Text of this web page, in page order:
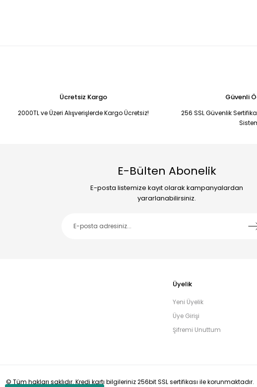
Ücretsiz Kargo
2000TL ve Üzeri Alışverişlerde Kargo Ücretsiz!
Güvenli
256 SSL Güvenlik
E-Bülten Abonelik
E-posta listemize kayıt olarak kampanyalardan
yararlanabilirsiniz.
Üyelik
Yeni Üyelik
Üye Girişi
Şifremi Unuttum
© Tüm hakları saklıdır. Kredi kartı bilgileriniz 256bit SSL sertifikası ile korunmaktadır.